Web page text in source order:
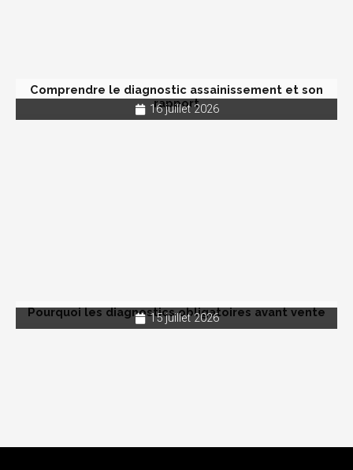
Comprendre le diagnostic assainissement et son
rapport
16 juillet 2026
Pourquoi les diagnostics obligatoires avant vente
15 juillet 2026